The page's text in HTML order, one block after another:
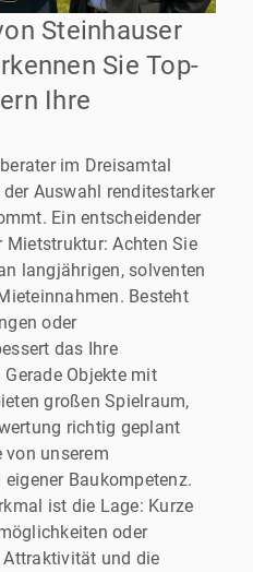
Steinhauser
Sie Top-
Ihre
im Dreisamtal
Auswahl renditestarker
Ein entscheidender
Mietstruktur: Achten Sie
langjährigen, solventen
Besteht
oder
das Ihre
Objekte mit
großen Spielraum,
richtig geplant
unserem
Baukompetenz.
ist die Lage: Kurze
oder
Attraktivität und die